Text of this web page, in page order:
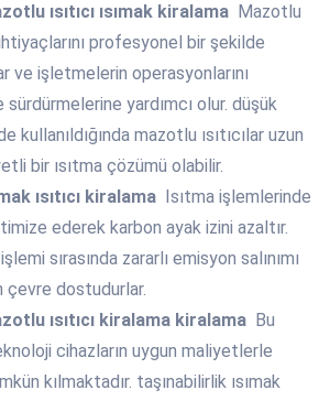
ısıtıcı ısımak kiralama Mazotlu
profesyonel bir şekilde
ve işletmelerin operasyonlarını
yardımcı olur. düşük
kullanıldığında mazotlu ısıtıcılar uzun
bir ısıtma çözümü olabilir.
ısıtıcı kiralama Isıtma işlemlerinde
ederek karbon ayak izini azaltır.
sırasında zararlı emisyon salınımı
çevre dostudurlar.
ısıtıcı kiralama kiralama Bu
cihazların uygun maliyetlerle
kılmaktadır. taşınabilirlik ısımak